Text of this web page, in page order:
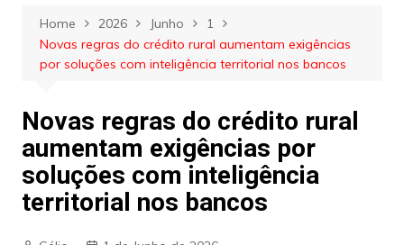
Home 2026 Junho
1
Novas regras do crédito rural aumentam exigências
por soluções com inteligência territorial nos bancos
Novas regras do crédito rural
aumentam exigências por
soluções com inteligência
territorial nos bancos